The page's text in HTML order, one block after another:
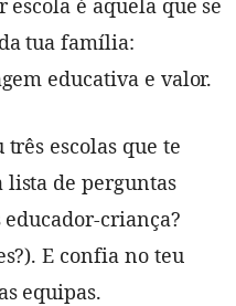
tua família:
educativa e valor.
escolas que te
lista de perguntas
educador-criança?
E confia no teu
equipas.